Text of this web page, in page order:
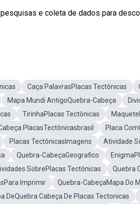
e coleta de dados para
Caça PalavrasPlacas Tectônicas
Mapa Mundi AntigoQuebra-Cabeça
TirinhaPlacas Tectônicas
PlacasTectônicasbrasil Placa
Placas TectônicasImagens
Atividade
Quebra-CabeçaGeografico
SobrePlacas Tectônicas
Quebra
Imprimir
Quebra-CabeçaMapa Do
DeQuebra Cabeça De Placas Tectonicas